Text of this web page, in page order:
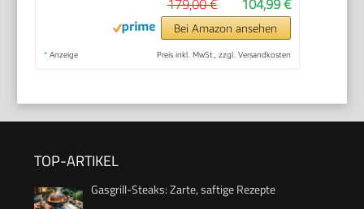
104,99 €
179,00 €
Bei Amazon ansehen
* Anzeige Preis inkl. MwSt., zzgl. Versandkosten
TOP-ARTIKEL
Gasgrill-Steaks: Zarte, saftige Rezepte